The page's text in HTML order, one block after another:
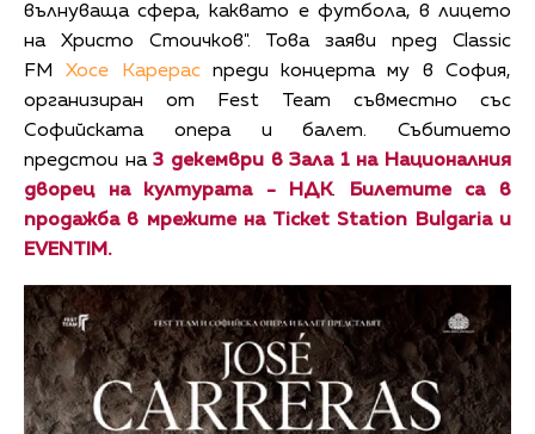
вълнуваща сфера, каквато е футбола, в лицето
на Христо Стоичков". Това заяви пред Classic
FMХосе Карераспреди концерта му в София,
организиран от Fest Team съвместно със
Софийската опера и балет. Събитието
предстои на3 декември в Зала 1 на Националния
дворец на културата - НДК.
Билетите са в
продажба в мрежите на Ticket Station Bulgaria и
EVENTIM.